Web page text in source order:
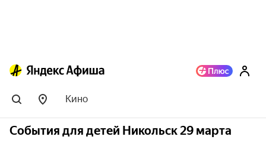
Кино
События для детей Никольск 29 марта